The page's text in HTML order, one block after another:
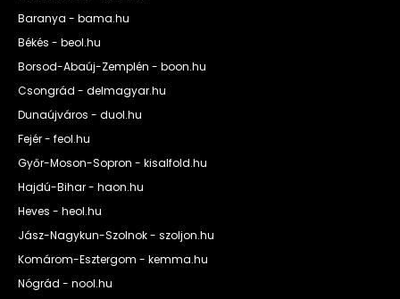
Baranya - bama.hu
Békés - beol.hu
Borsod-Abaúj-Zemplén - boon.hu
Csongrád - delmagyar.hu
Dunaújváros - duol.hu
Fejér - feol.hu
Győr-Moson-Sopron - kisalfold.hu
Hajdú-Bihar - haon.hu
Heves - heol.hu
Jász-Nagykun-Szolnok - szoljon.hu
Komárom-Esztergom - kemma.hu
Nógrád - nool.hu